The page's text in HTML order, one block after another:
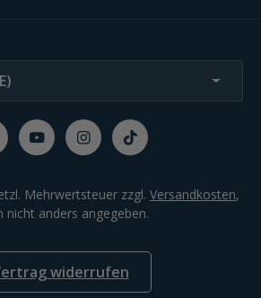
Mehrwertsteuer zzgl. Versandkosten,
nicht anders angegeben.
widerrufen